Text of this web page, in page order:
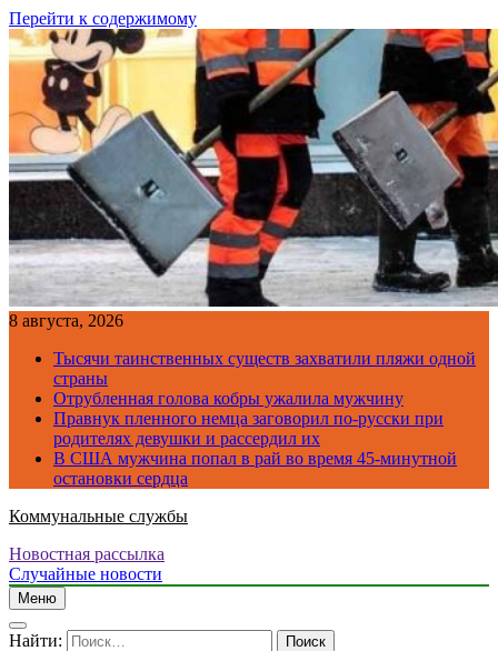
Перейти к содержимому
8 августа, 2026
Тысячи таинственных существ захватили пляжи одной
страны
Отрубленная голова кобры ужалила мужчину
Правнук пленного немца заговорил по-русски при
родителях девушки и рассердил их
В США мужчина попал в рай во время 45-минутной
остановки сердца
Коммунальные службы
Новостная рассылка
Случайные новости
Меню
Найти: